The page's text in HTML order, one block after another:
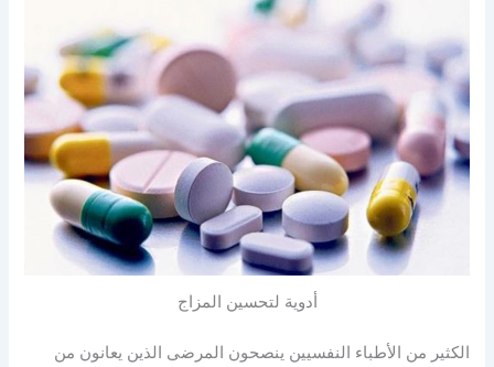
أدوية لتحسين المزاج
الكثير من الأطباء النفسيين ينصحون المرضى الذين يعانون من